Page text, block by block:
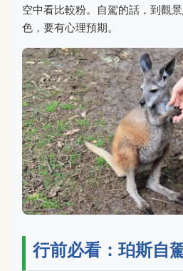
空中看比較粉。自駕的話，到觀
色，要有心理預期。
行前必看：珀斯自